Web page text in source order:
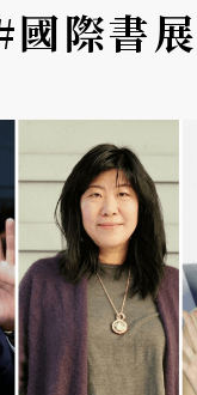
國際書展